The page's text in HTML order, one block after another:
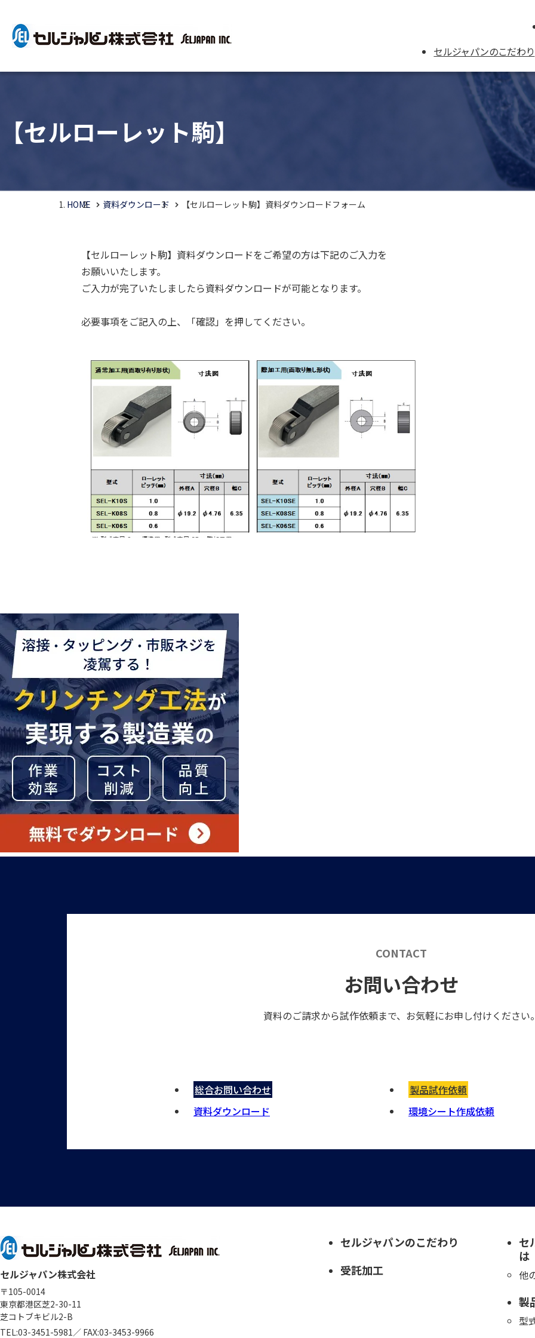
セルジャパンのこだわり
【セルローレット駒】
HOME 資料ダウンロード 【セルローレット駒】資料ダウンロードフォーム
【セルローレット駒】資料ダウンロードをご希望の方は下記のご入力を
お願いいたします。
ご入力が完了いたしましたら資料ダウンロードが可能となります。
必要事項をご記入の上、「確認」を押してください。
CONTACT
お問い合わせ
資料のご請求から試作依頼まで、お気軽にお申し付けください
総合お問い合わせ
製品試作依頼
資料ダウンロード
環境シート作成依頼
セルジャパン株式会社
〒105-0014
東京都港区芝2-30-11
芝コトブキビル2-B
TEL:03-3451-5981／ FAX:03-3453-9966
セルジャパンのこだわり
受託加工
セ
は
他
製
型